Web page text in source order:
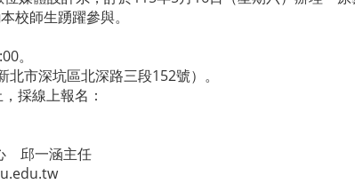
校師生踴躍參與。
。
市深坑區北深路三段152號）。
採線上報名：
邱一涵主任